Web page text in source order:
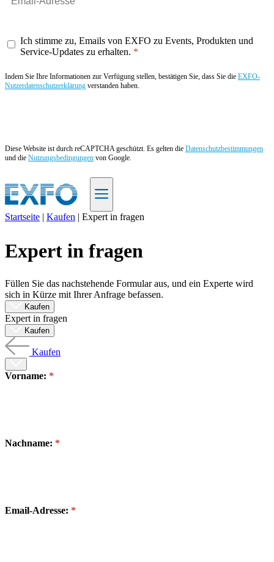
Ich stimme zu, Emails von EXFO zu Events, Produkten und
Service-Updates zu erhalten.
Indem Sie Ihre Informationen zur Verfügung stellen, bestätigen Sie, dass Sie die EXFO-
Nutzerdatenschutzerklärung verstanden haben.
Diese Website ist durch reCAPTCHA geschützt. Es gelten die Datenschutzbestimmungen
und die Nutzungsbedingungen von Google.
Produkte
Support
Services
Kaufen
Ressourcen
Kontakt
RegisterAnmeldung
Unternehmen
Suppliers
Startseite | Kaufen | Expert in fragen
Expert in fragen
Füllen Sie das nachstehende Formular aus, und ein Experte wird
sich in Kürze mit Ihrer Anfrage befassen.
Kaufen
Expert in fragen
Kaufen
Kaufen
Vorname:
Nachname:
Email-Adresse: